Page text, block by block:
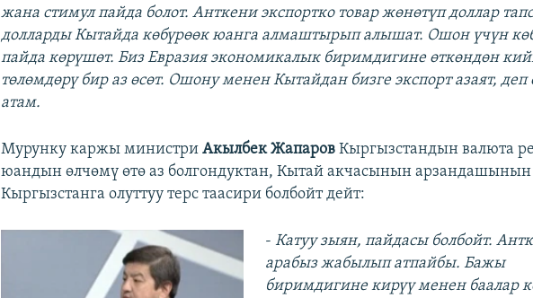
жана стимул пайда болот. Анткени экспортко товар жөнөтүп доллар
долларды Кытайда көбүрөөк юанга алмаштырып алышат. Ошон үчүн
пайда көрүшөт. Биз Евразия экономикалык биримдигине өткөндөн
төлөмдөрү бир аз өсөт. Ошону менен Кытайдан бизге экспорт азаят, деп
атам.
Мурунку каржы министриАкылбек ЖапаровКыргызстандын валюта
юандын өлчөмү өтө аз болгондуктан, Кытай акчасынын арзандашынын
Кыргызстанга олуттуу терс таасири болбойт дейт:
- Катуу зыян, пайдасы болбойт.
арабыз жабылып атпайбы. Бажы
биримдигине кирүү менен баалар